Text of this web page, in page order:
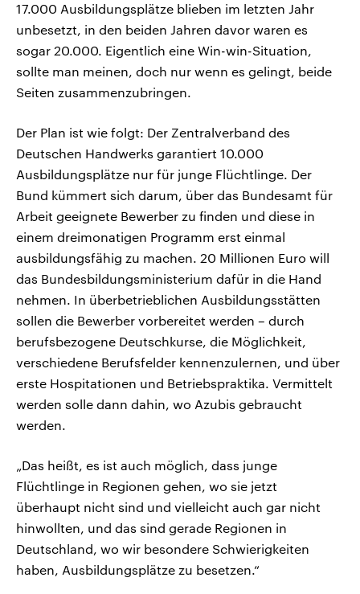
17.000 Ausbildungsplätze blieben im letzten Jahr
unbesetzt, in den beiden Jahren davor waren es
sogar 20.000. Eigentlich eine Win-win-Situation,
sollte man meinen, doch nur wenn es gelingt, beide
Seiten zusammenzubringen.
Der Plan ist wie folgt: Der Zentralverband des
Deutschen Handwerks garantiert 10.000
Ausbildungsplätze nur für junge Flüchtlinge. Der
Bund kümmert sich darum, über das Bundesamt für
Arbeit geeignete Bewerber zu finden und diese in
einem dreimonatigen Programm erst einmal
ausbildungsfähig zu machen. 20 Millionen Euro will
das Bundesbildungsministerium dafür in die Hand
nehmen. In überbetrieblichen Ausbildungsstätten
sollen die Bewerber vorbereitet werden – durch
berufsbezogene Deutschkurse, die Möglichkeit,
verschiedene Berufsfelder kennenzulernen, und über
erste Hospitationen und Betriebspraktika. Vermittelt
werden solle dann dahin, wo Azubis gebraucht
werden.
„Das heißt, es ist auch möglich, dass junge
Flüchtlinge in Regionen gehen, wo sie jetzt
überhaupt nicht sind und vielleicht auch gar nicht
hinwollten, und das sind gerade Regionen in
Deutschland, wo wir besondere Schwierigkeiten
haben, Ausbildungsplätze zu besetzen.“